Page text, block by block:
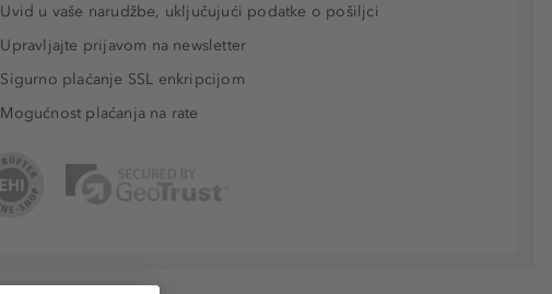
Uvid u vaše narudžbe, uključujući podatke o pošiljci
Upravljajte prijavom na newsletter
Sigurno plaćanje SSL enkripcijom
Mogućnost plaćanja na rate